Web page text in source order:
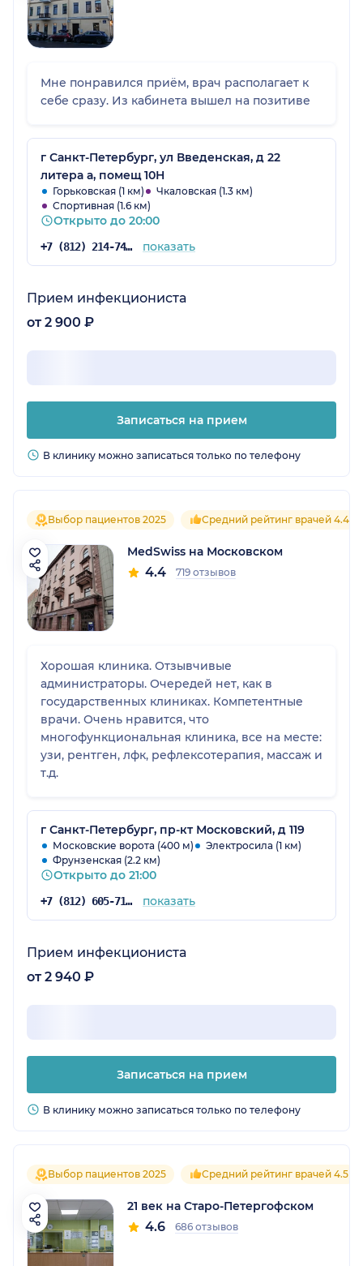
Мне понравился приём, врач располагает к
себе сразу. Из кабинета вышел на позитиве
г Санкт-Петербург, ул Введенская, д 22
литера а, помещ 10Н
Горьковская (1 км)
Чкаловская (1.3 км)
Спортивная (1.6 км)
Открыто до 20:00
+7 (812) 214-74-55 показать
Прием инфекциониста
от 2 900 ₽
Записаться на прием
В клинику можно записаться только по телефону
Выбор пациентов 2025 Средний рейтинг врачей 4.4
MedSwiss на Московском
4.4 719 отзывов
Хорошая клиника. Отзывчивые
администраторы. Очередей нет, как в
государственных клиниках. Компетентные
врачи. Очень нравится, что
многофункциональная клиника, все на месте:
узи, рентген, лфк, рефлексотерапия, массаж и
т.д.
г Санкт-Петербург, пр-кт Московский, д 119
Московские ворота (400 м)
Электросила (1 км)
Фрунзенская (2.2 км)
Открыто до 21:00
+7 (812) 605-71-19 показать
Прием инфекциониста
от 2 940 ₽
Записаться на прием
В клинику можно записаться только по телефону
Выбор пациентов 2025 Средний рейтинг врачей 4.5
21 век на Старо-Петергофском
4.6 686 отзывов